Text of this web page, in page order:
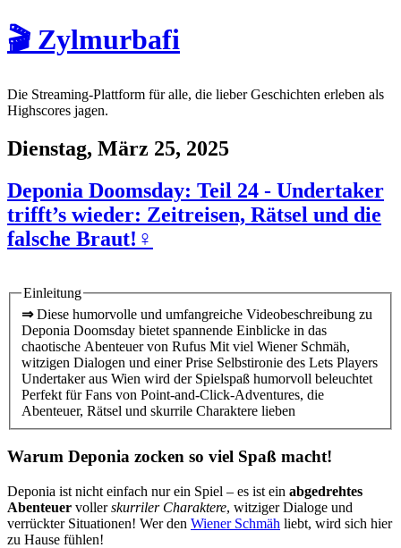
🎬 Zylmurbafi
Die Streaming-Plattform für alle, die lieber Geschichten erleben als
Highscores jagen.
Dienstag, März 25, 2025
Deponia Doomsday: Teil 24 - Undertaker
trifft’s wieder: Zeitreisen, Rätsel und die
falsche Braut!♀️
Einleitung
⇒Diese humorvolle und umfangreiche Videobeschreibung zu
Deponia Doomsday bietet spannende Einblicke in das
chaotische Abenteuer von Rufus Mit viel Wiener Schmäh,
witzigen Dialogen und einer Prise Selbstironie des Lets Players
Undertaker aus Wien wird der Spielspaß humorvoll beleuchtet
Perfekt für Fans von Point-and-Click-Adventures, die
Abenteuer, Rätsel und skurrile Charaktere lieben
Warum Deponia zocken so viel Spaß macht!
Deponia ist nicht einfach nur ein Spiel – es ist ein abgedrehtes
Abenteuer vollerskurriler Charaktere, witziger Dialoge und
verrückter Situationen! Wer den Wiener Schmäh liebt, wird sich hier
zu Hause fühlen!